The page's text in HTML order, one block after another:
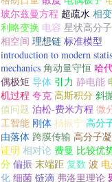
玻尔兹曼方程 超疏水 相变
利略变换 电容 星状高分子
相空间 理想链 标准模型
introduction to modern
mechanics 角动量守恒 哈
偶极矩 导体 引力 静电能
机过程 夸克 高斯积分 斜
值问题 泊松-费米方程 微
工智能 刚体 杨振宁 高分
由落体 跨膜传输 高分子
证明 相对论 费曼 比较优
分 偏振 末端距 复数 波
化 细菌 链滴 弗洛里理论